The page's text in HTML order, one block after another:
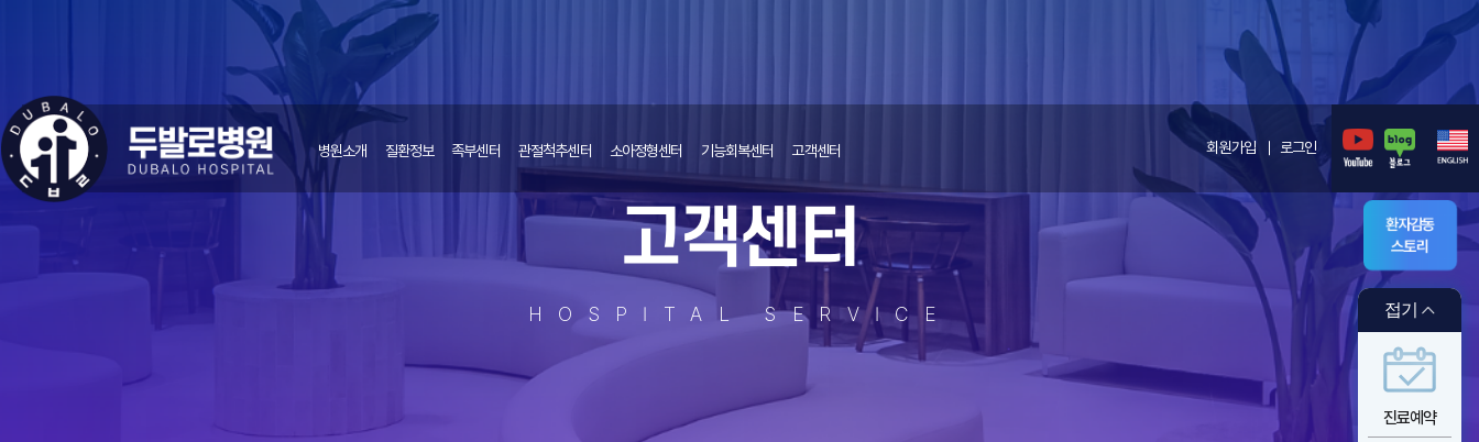
병원소개 질환정보 족부센터 관절척추센터 소아정형센터 기능회복센터 고객센터 회원가입 로그인
접기
진료예약
환자감동
스토리
고객센터
HOSPITAL SERVICE